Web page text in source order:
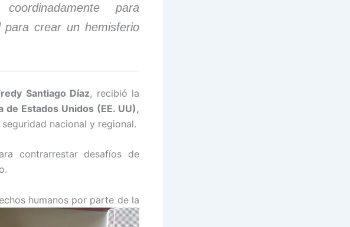
para
para crear un hemisferio
Santiago Díaz, recibió la
de Estados Unidos (EE. UU),
nacional y regional.
contrarrestar desafíos de
humanos por parte de la